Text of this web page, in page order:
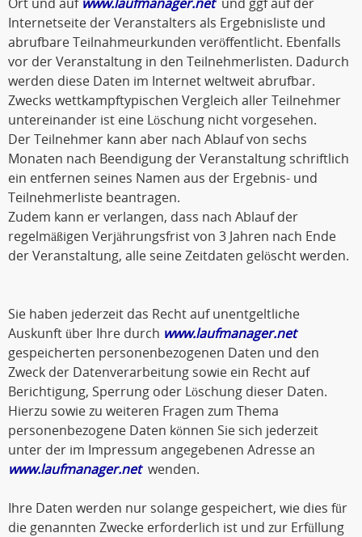
Internetseite der Veranstalters als Ergebnisliste und
abrufbare Teilnahmeurkunden veröffentlicht. Ebenfalls
vor der Veranstaltung in den Teilnehmerlisten. Dadurch
werden diese Daten im Internet weltweit abrufbar.
Zwecks wettkampftypischen Vergleich aller Teilnehmer
untereinander ist eine Löschung nicht vorgesehen.
Der Teilnehmer kann aber nach Ablauf von sechs
Monaten nach Beendigung der Veranstaltung schriftlich
ein entfernen seines Namen aus der Ergebnis- und
Teilnehmerliste beantragen.
Zudem kann er verlangen, dass nach Ablauf der
regelmäßigen Verjährungsfrist von 3 Jahren nach Ende
der Veranstaltung, alle seine Zeitdaten gelöscht werden.
Sie haben jederzeit das Recht auf unentgeltliche
Auskunft über Ihre durch www.laufmanager.net
gespeicherten personenbezogenen Daten und den
Zweck der Datenverarbeitung sowie ein Recht auf
Berichtigung, Sperrung oder Löschung dieser Daten.
Hierzu sowie zu weiteren Fragen zum Thema
personenbezogene Daten können Sie sich jederzeit
unter der im Impressum angegebenen Adresse an
www.laufmanager.netwenden.
Ihre Daten werden nur solange gespeichert, wie dies für
die genannten Zwecke erforderlich ist und zur Erfüllung